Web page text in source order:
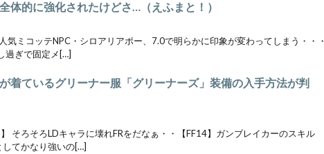
体的に強化されたけどさ…（えふまと！）
気ミコッテNPC・シロアリアポー、7.0で明らかに印象が変わってしまう・・・
過ぎで固定メ[…]
が着ているグリーナー服「グリーナーズ」装備の入手方法が判
そろそろLDキャラに壊れFRをだなぁ・・【FF14】ガンブレイカーのスキル
してかなり強いの[…]